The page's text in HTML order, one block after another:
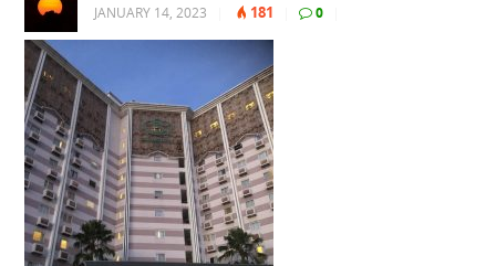
JANUARY 14, 2023
181 0